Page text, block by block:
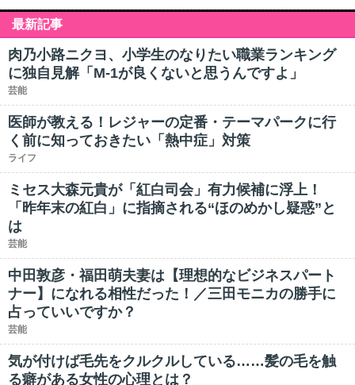
最新記事
肉乃小路ニクヨ、小学生のなりたい職業ランキング
に独自見解「M-1が良くないと思うんですよ」
芸能
医師が教える！レジャーの定番・テーマパークに行
く前に知っておきたい「熱中症」対策
ライフ
ミセス大森元貴が「紅白司会」有力候補に浮上！
「昨年末の紅白」に指摘される“ほのめかし疑惑”と
は
芸能
中田敦彦・福田萌夫妻は【理想的なビジネスパート
ナー】になれる相性だった！／三田モニカの勝手に
占っていいですか？
芸能
気が付けば毛先をクルクルしている……髪の毛を触
る癖がある女性の心理とは？